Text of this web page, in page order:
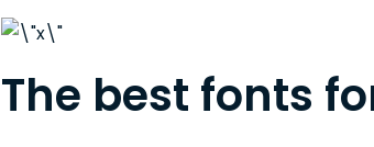
The best fonts